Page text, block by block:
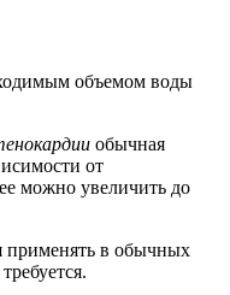
объемом воды
обычная
от
можно увеличить до
применять в обычных